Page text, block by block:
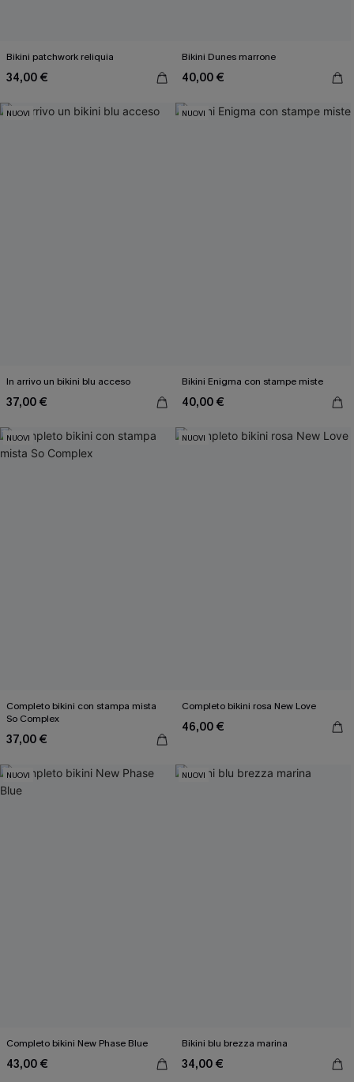
Bikini patchwork reliquia
34,00 €
Bikini Dunes marrone
40,00 €
NUOVI
In arrivo un bikini blu acceso
37,00 €
NUOVI
Bikini Enigma con stampe miste
40,00 €
NUOVI
Completo bikini con stampa mista
So Complex
37,00 €
NUOVI
Completo bikini rosa New Love
46,00 €
NUOVI
Completo bikini New Phase Blue
43,00 €
NUOVI
Bikini blu brezza marina
34,00 €